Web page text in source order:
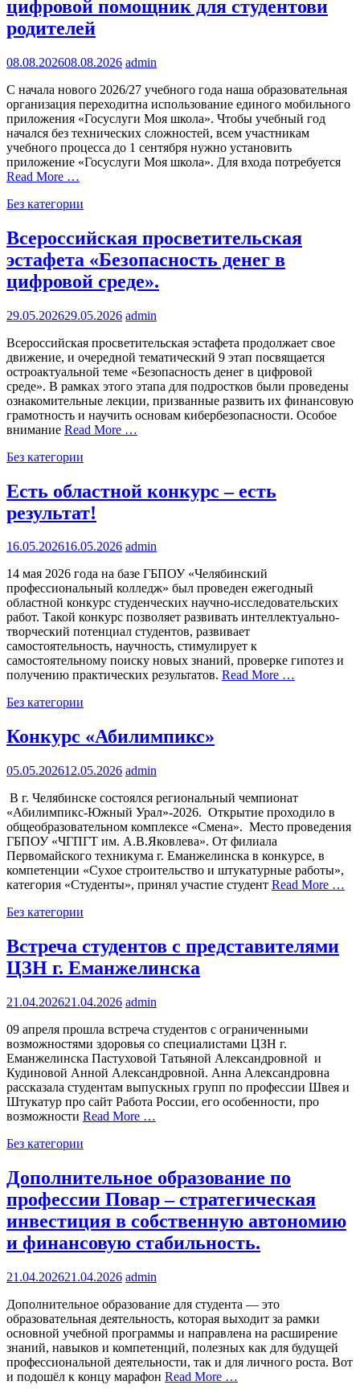
цифровой помощник для студентови
родителей
08.08.202608.08.2026 admin
С начала нового 2026/27 учебного года наша образовательная
организация переходитна использование единого мобильного
приложения «Госуслуги Моя школа». Чтобы учебный год
начался без технических сложностей, всем участникам
учебного процесса до 1 сентября нужно установить
приложение «Госуслуги Моя школа». Для входа потребуется
Read More …
Без категории
Всероссийская просветительская
эстафета «Безопасность денег в
цифровой среде».
29.05.202629.05.2026 admin
Всероссийская просветительская эстафета продолжает свое
движение, и очередной тематический 9 этап посвящается
остроактуальной теме «Безопасность денег в цифровой
среде». В рамках этого этапа для подростков были проведены
ознакомительные лекции, призванные развить их финансовую
грамотность и научить основам кибербезопасности. Особое
внимание Read More …
Без категории
Есть областной конкурс – есть
результат!
16.05.202616.05.2026 admin
14 мая 2026 года на базе ГБПОУ «Челябинский
профессиональный колледж» был проведен ежегодный
областной конкурс студенческих научно-исследовательских
работ. Такой конкурс позволяет развивать интеллектуально-
творческий потенциал студентов, развивает
самостоятельность, научность, стимулирует к
самостоятельному поиску новых знаний, проверке гипотез и
получению практических результатов. Read More …
Без категории
Конкурс «Абилимпикс»
05.05.202612.05.2026 admin
В г. Челябинске состоялся региональный чемпионат
«Абилимпикс-Южный Урал»-2026. Открытие проходило в
общеобразовательном комплексе «Смена». Место проведения
ГБПОУ «ЧГПГТ им. А.В.Яковлева». От филиала
Первомайского техникума г. Еманжелинска в конкурсе, в
компетенции «Сухое строительство и штукатурные работы»,
категория «Студенты», принял участие студент Read More …
Без категории
Встреча студентов с представителями
ЦЗН г. Еманжелинска
21.04.202621.04.2026 admin
09 апреля прошла встреча студентов с ограниченными
возможностями здоровья со специалистами ЦЗН г.
Еманжелинска Пастуховой Татьяной Александровной и
Кудиновой Анной Александровной. Анна Александровна
рассказала студентам выпускных групп по профессии Швея и
Штукатур про сайт Работа России, его особенности, про
возможности Read More …
Без категории
Дополнительное образование по
профессии Повар – стратегическая
инвестиция в собственную автономию
и финансовую стабильность.
21.04.202621.04.2026 admin
Дополнительное образование для студента — это
образовательная деятельность, которая выходит за рамки
основной учебной программы и направлена на расширение
знаний, навыков и компетенций, полезных как для будущей
профессиональной деятельности, так и для личного роста. Вот
и подошёл к концу марафон Read More …